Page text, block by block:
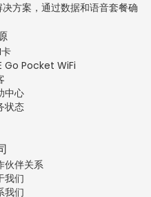
方案，通过数据和语音套餐确
Go Pocket WiFi
中心
状态
伙伴关系
我们
我们